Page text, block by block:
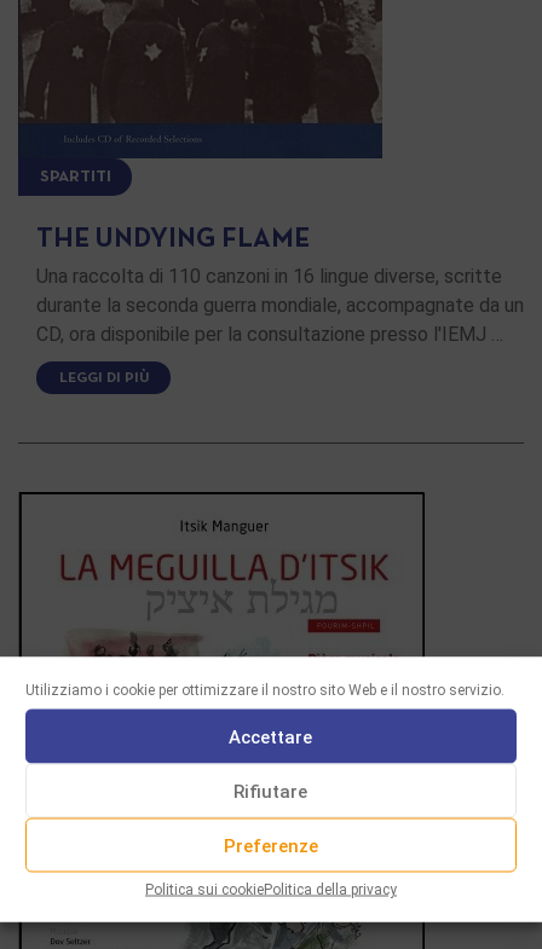
Utilizziamo i cookie per ottimizzare il nostro sito Web e il nostro servizio.
Accettare
Rifiutare
Preferenze
Politica sui cookiePolitica della privacy
SPARTITI
THE UNDYING FLAME
Una raccolta di 110 canzoni in 16 lingue diverse, scritte
durante la seconda guerra mondiale, accompagnate da un
CD, ora disponibile per la consultazione presso l'IEMJ …
LEGGI DI PIÙ